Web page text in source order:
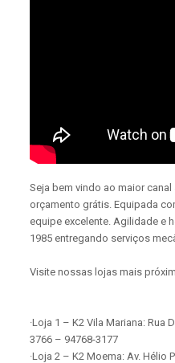
Seja bem vindo ao maior canal
orçamento grátis. Equipada
equipe excelente. Agilidade e
1985 entregando serviços
Visite nossas lojas mais
·Loja 1 – K2 Vila Mariana: Rua
3766 – 94768-3177
·Loja 2 – K2 Moema: Av. Hélio